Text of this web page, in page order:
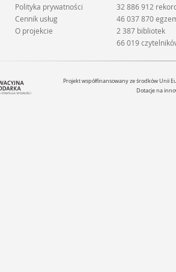
Polityka prywatności
Cennik usług
O projekcie
32 886 912
46 037 870
2 387 bibliotek
66 019
Projekt współfinansowany ze środków Unii
Dotacje na